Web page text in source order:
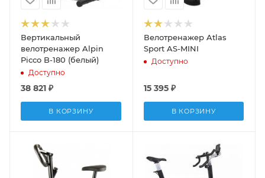
Вертикальный
велотренажер Alpin
Picco B-180 (белый)
Доступно
38 821 ₽
В КОРЗИНУ
Велотренажер Atlas
Sport AS-MINI
Доступно
15 395₽
В КОРЗИНУ